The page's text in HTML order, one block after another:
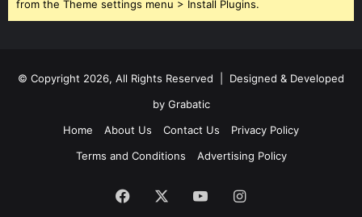
from the Theme settings menu > Install Plugins.
© Copyright 2026, All Rights Reserved | Designed & Developed
by Grabatic
Home
About Us Contact Us
Privacy Policy
Terms and Conditions
Advertising Policy
Facebook YouTubeInstagram